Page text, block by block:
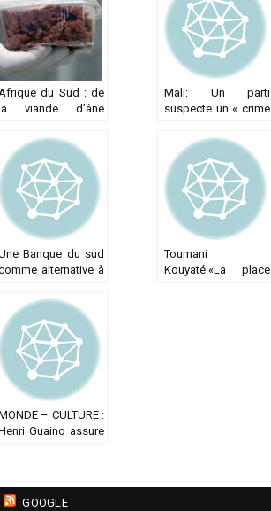
Afrique du Sud : de
la viande d’âne
plusieurs produits
Mali: Un parti
suspecte un « crime
mort de Youssouf
Dembélé
Banque du sud
alternative à
Toumani
Kouyaté:«La place
– CULTURE :
Guaino assure
l’Histoire
GOOGLE